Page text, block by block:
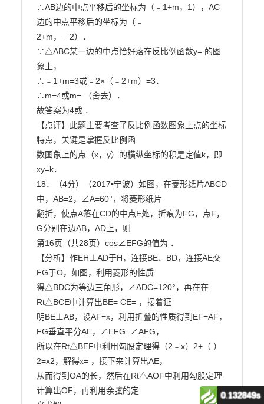
0.132849s